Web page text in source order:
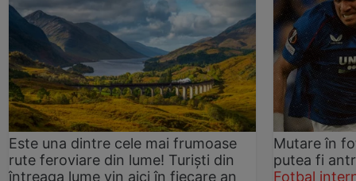
Este una dintre cele mai frumoase
rute feroviare din lume! Turiști din
întreaga lume vin aici în fiecare an
Mutare în
putea fi
Fotbal